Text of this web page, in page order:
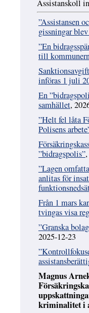
Assistanskoll
”Assistansen
gissningar
”En
till
införas 1 juli
En
samhället,
”Helt fel låta
Polisens
”bidragspolis”
”Lagen
anlitas för
Från 1 mars
tvingas visa
”Granska
2025-12-23
Magnus
kriminalitet i